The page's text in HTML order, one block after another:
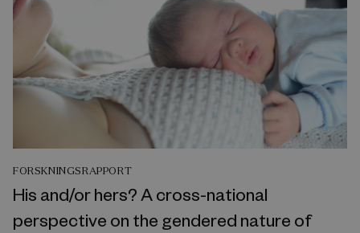
FORSKNINGSRAPPORT
His and/or hers? A cross-national
perspective on the gendered nature of